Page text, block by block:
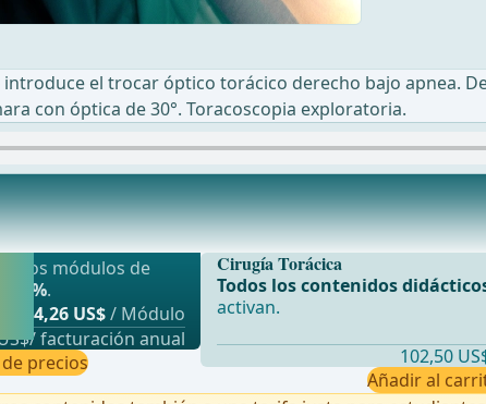
el trocar óptico torácico derecho bajo apnea.
con óptica de 30°. Toracoscopia exploratoria.
módulos de
50%.
4,26 US$/ Módulo
facturación anual
precios
Cirugía Torácica
Todos los contenidos
activan.
102,50
Añadir al